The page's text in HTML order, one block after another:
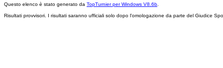
Questo elenco è stato generato da TopTurnier per Windows V8.6b
Risultati provvisori. I risultati saranno ufficiali solo dopo l'omologazione da parte del Giudice